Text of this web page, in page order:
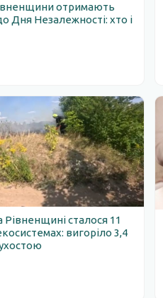
отримають
Дня Незалежності: хто і
Рівненщині сталося 11
вигоріло 3,4